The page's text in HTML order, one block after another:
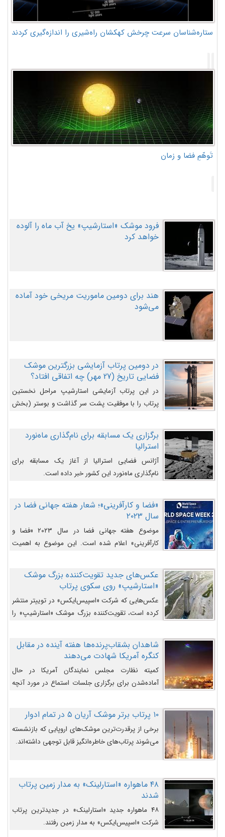
ستاره‌شناسان سرعت چرخش کهکشان راه‌شیری را اندازه‌گیری کردند
تَوهّمِ فضا و زمان
فرود موشک «استارشیپ» یخ آب ماه را آلوده
خواهد کرد
هند برای دومین ماموریت مریخی خود آماده
می‌شود
در دومین پرتاب آزمایشی بزرگترین موشک
فضایی تاریخ (27 مهر‌) چه اتفاقی افتاد؟
در این پرتاب آزمایشی استارشیپ مراحل نخستین
پرتاب را با موفقیت پشت سر گذاشت و بوستر (بخش
را وارد مسیر از پیش تعیین‌شده کند و سپس با یک
مکانیزم جدید با موفقیت از آن جدا شود. ‌
برگزاری یک مسابقه برای نام‌گذاری ماه‌نورد
استرالیا
آژانس فضایی استرالیا از آغاز یک مسابقه برای
نام‌گذاری ماه‌نورد این کشور خبر داده است.
«فضا و کارآفرینی»؛ شعار هفته جهانی فضا در
سال ۲۰۲۳
موضوع هفته جهانی فضا در سال ۲۰۲۳ «فضا و
کارآفرینی» اعلام شده است. این موضوع به اهمیت
روزافزون کارآفرینی در حوزه فضایی و مزایای جدیدی که
کارآفرینان این حوزه ایجاد می‌کنند، می‌پردازد.
عکس‌های جدید تقویت‌کننده بزرگ موشک
«استارشیپ» روی سکوی پرتاب
عکس‌هایی که شرکت «اسپیس‌ایکس» در توییتر منتشر
کرده است، تقویت‌کننده بزرگ موشک «استارشیپ» را
شاهدان بشقاب‌پرنده‌ها هفته آینده در مقابل
کنگره آمریکا شهادت می‌دهند
کمیته نظارت مجلس نمایندگان آمریکا در حال
آماده‌شدن برای برگزاری جلسات استماع در مورد آنچه
می‌دانند، است و قرار است افشاگران یوفوها هفته آینده
در مقابل آنها شهادت دهند.۱۰ پرتاب برتر موشک آریان ۵ در تمام ادوار
برخی از پرقدرت‌ترین موشک‌های اروپایی که بازنشسته
می‌شوند پرتاب‌های خاطره‌انگیز قابل توجهی داشته‌اند.
۴۸ ماهواره «استارلینک» به مدار زمین پرتاب
شدند
۴۸ ماهواره جدید «استارلینک» در جدیدترین پرتاب
شرکت «اسپیس‌ایکس» به مدار زمین رفتند.